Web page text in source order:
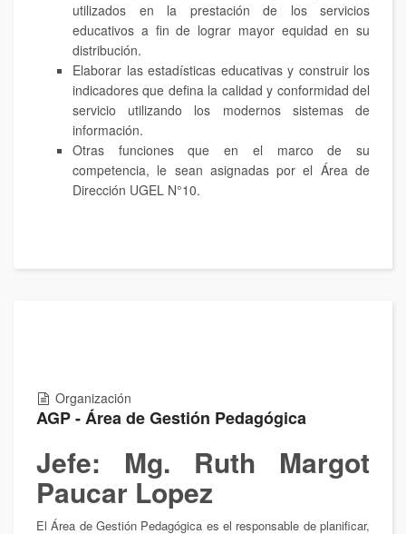
utilizados en la prestación de los servicios
educativos a fin de lograr mayor equidad en su
distribución.
Elaborar las estadísticas educativas y construir los
indicadores que defina la calidad y conformidad del
servicio utilizando los modernos sistemas de
información.
Otras funciones que en el marco de su
competencia, le sean asignadas por el Área de
Dirección UGEL N°10.
Organización
AGP - Área de Gestión Pedagógica
Jefe: Mg. Ruth Margot
Paucar Lopez
El Área de Gestión Pedagógica es el responsable de planificar,